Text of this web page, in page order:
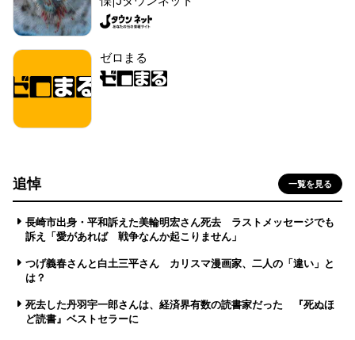
ゼロまる
追悼 一覧を見る
長崎市出身・平和訴えた美輪明宏さん死去 ラストメッセージでも
訴え「愛があれば 戦争なんか起こりません」
つげ義春さんと白土三平さん カリスマ漫画家、二人の「違い」と
は？
死去した丹羽宇一郎さんは、経済界有数の読書家だった 『死ぬほ
ど読書』ベストセラーに